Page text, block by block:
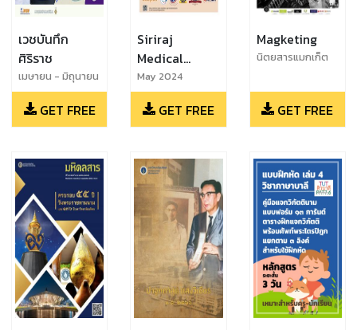
เวชบันทึก
ศิริราช
เมษายน - มิถุนายน
2567
GET FREE
Siriraj
Medical
Journal
May 2024
GET FREE
Magketing
นิตยสารแมกเก็ต
ฉบับ 77
GET FREE